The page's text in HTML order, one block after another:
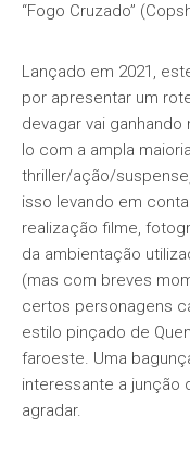
“Fogo Cruzado”
Lançado em 2021,
por apresentar um
devagar vai
lo com a ampla
thriller/ação/
isso levando em
realização filme,
da ambientação
(mas com breves
certos personagens
estilo pinçado de
faroeste. Uma
interessante a junção
agradar.